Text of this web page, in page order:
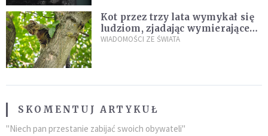
Kot przez trzy lata wymykał się
ludziom, zjadając wymierające
kaczki. W końcu popełnił
WIADOMOŚCI ZE ŚWIATA
SKOMENTUJ ARTYKUŁ
"Niech pan przestanie zabijać swoich obywateli"